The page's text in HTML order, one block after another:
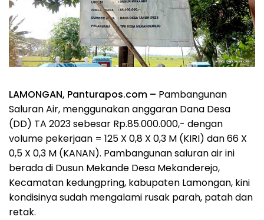
LAMONGAN, Panturapos.com – Pambangunan
Saluran Air, menggunakan anggaran Dana Desa
(DD) TA 2023 sebesar Rp.85.000.000,- dengan
volume pekerjaan = 125 X 0,8 X 0,3 M (KIRI) dan 66 X
0,5 X 0,3 M (KANAN). Pambangunan saluran air ini
berada di Dusun Mekande Desa Mekanderejo,
Kecamatan kedungpring, kabupaten Lamongan, kini
kondisinya sudah mengalami rusak parah, patah dan
retak.